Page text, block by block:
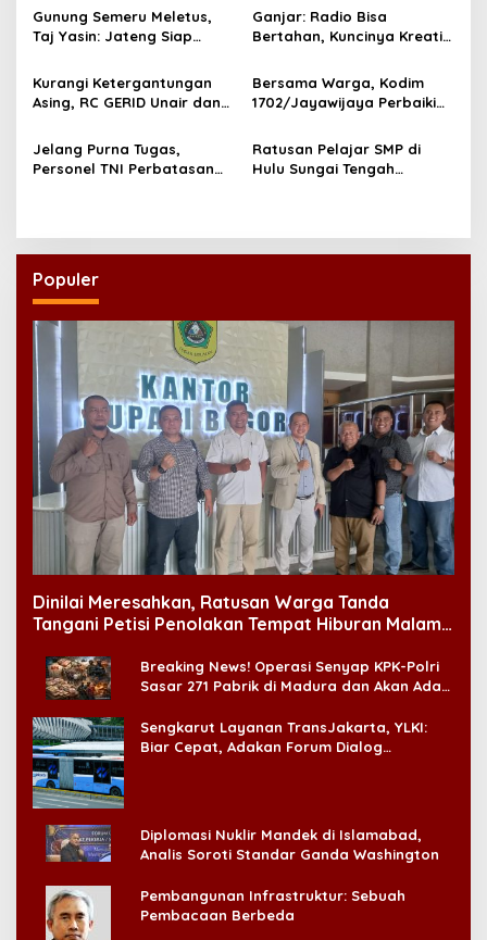
Gunung Semeru Meletus,
Taj Yasin: Jateng Siap
Ganjar: Radio Bisa
Bertahan, Kuncinya Kreatif
Kurangi Ketergantungan
Asing, RC GERID Unair dan
NTB Kerjasama
Kembangkan Rapid Test
Bersama Warga, Kodim
1702/Jayawijaya Perbaiki
Pasca Dirusak
Jelang Purna Tugas,
Personel TNI Perbatasan
Ratusan Pelajar SMP di
Hulu Sungai Tengah
Populer
Dinilai Meresahkan, Ratusan Warga Tanda
Tangani Petisi Penolakan Tempat Hiburan Malam
Breaking News! Operasi Senyap KPK-Polri
Sasar 271 Pabrik di Madura dan Akan Ada
Sengkarut Layanan TransJakarta, YLKI:
Biar Cepat, Adakan Forum Dialog
Diplomasi Nuklir Mandek di Islamabad,
Analis Soroti Standar Ganda Washington
Pembangunan Infrastruktur: Sebuah
Pembacaan Berbeda